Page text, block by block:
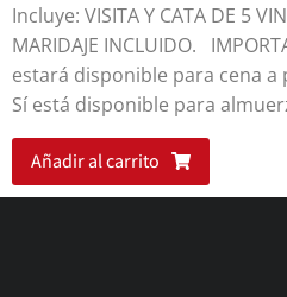
Incluye: VISITA Y CATA DE 5
MARIDAJE INCLUIDO.
estará disponible para cena a
Sí está disponible para
Añadir al carrito